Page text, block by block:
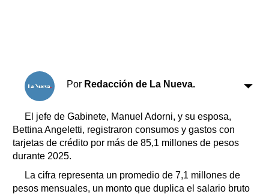
Por Redacción de La Nueva.
El jefe de Gabinete, Manuel Adorni, y su esposa,
Bettina Angeletti, registraron consumos y gastos con
tarjetas de crédito por más de 85,1 millones de pesos
durante 2025.
La cifra representa un promedio de 7,1 millones de
pesos mensuales, un monto que duplica el salario bruto